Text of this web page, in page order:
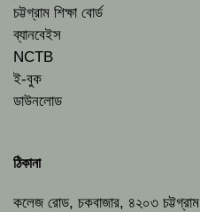
চট্টগ্রাম শিক্ষা বোর্ড
ব্যানবেইস
NCTB
ই-বুক
ডাউনলোড
ঠিকানা
কলেজ রোড, চকবাজার, ৪২০৩ চট্টগ্রাম